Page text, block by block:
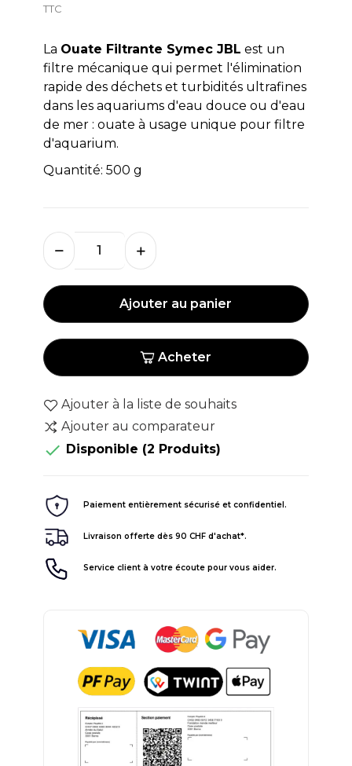
TTC
La Ouate Filtrante Symec JBL est un
filtre mécanique qui permet l'élimination
rapide des déchets et turbidités ultrafines
dans les aquariums d'eau douce ou d'eau
de mer : ouate à usage unique pour filtre
d'aquarium.
Quantité: 500 g
Ajouter au panier
Acheter
Ajouter à la liste de souhaits
Ajouter au comparateur
 Disponible (2 Produits)
Paiement entièrement sécurisé et confidentiel.
Livraison offerte dès 90 CHF d'achat*.
Service client à votre écoute pour vous aider.